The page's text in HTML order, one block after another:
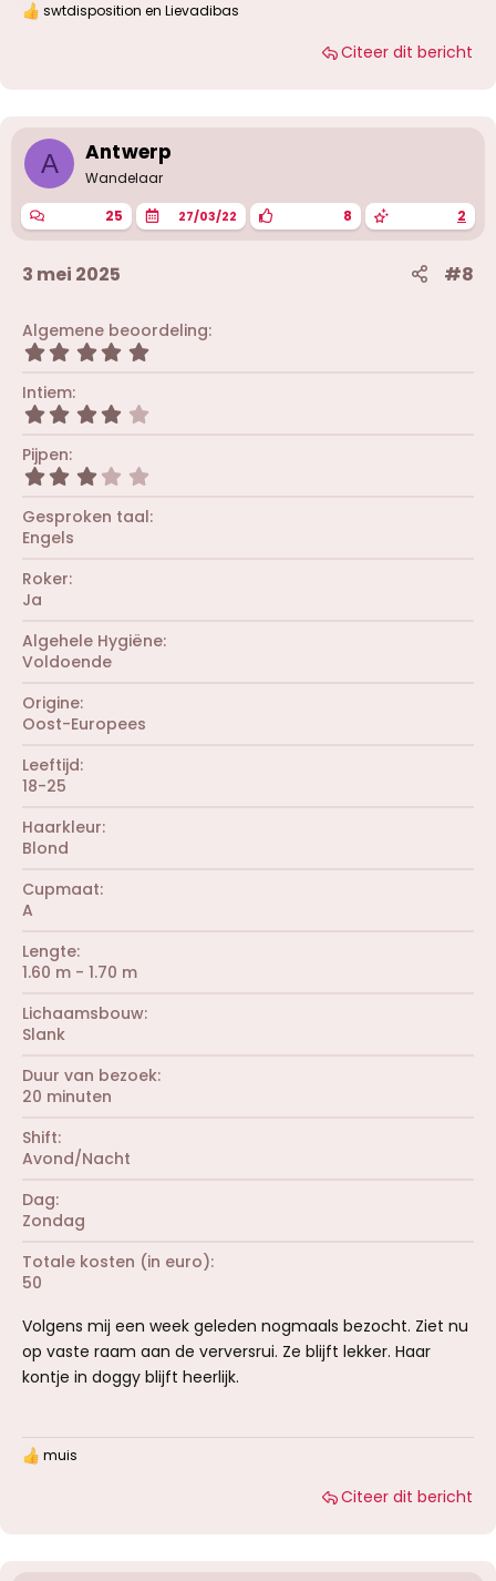
W
n
g
n
:
swtdisposition en Lievadibas
Citeer dit bericht
A Antwerp
Wandelaar
25 27/03/22 8 2
3 mei 2025 #8
Algemene beoordeling
5
r
e
Intiem
e
Pijpen
0
0
r
e
Gesproken taal
Engels
Roker
Ja
Algehele Hygiëne
Voldoende
Origine
Oost-Europees
Leeftijd
18-25
Haarkleur
Blond
Cupmaat
A
Lengte
1.60 m - 1.70 m
Lichaamsbouw
Slank
Duur van bezoek
20 minuten
Shift
Avond/Nacht
Dag
Zondag
Totale kosten (in euro)
50
Volgens mij een week geleden nogmaals bezocht. Ziet nu
op vaste raam aan de verversrui. Ze blijft lekker. Haar
kontje in doggy blijft heerlijk.
W muis
Citeer dit bericht